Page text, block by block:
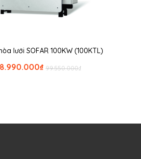
lưới SOFAR 100KW (100KTL)
₫
99.550.000
₫